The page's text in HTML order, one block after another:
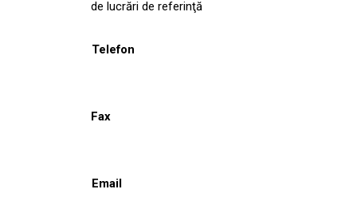
de lucrări de referinţă
Telefon
Fax
Email